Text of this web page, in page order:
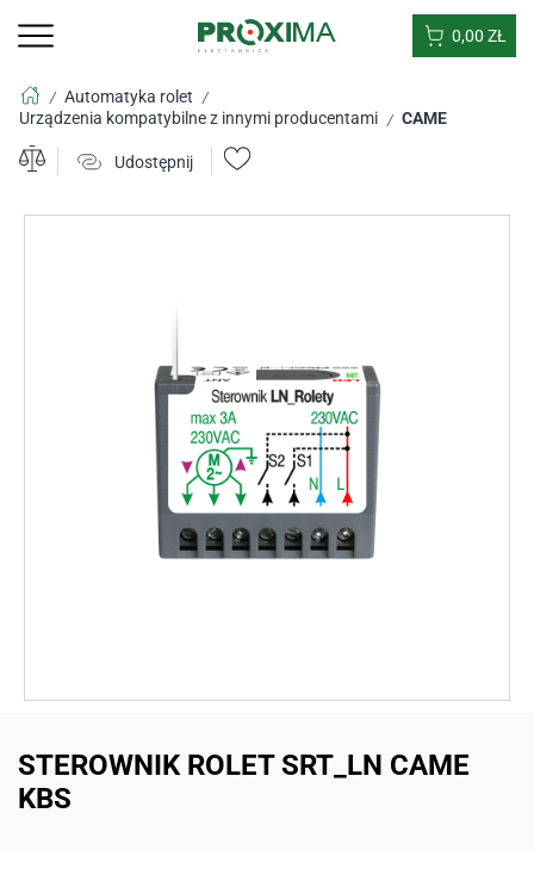
0,00 ZŁ
/ Automatyka rolet /
Urządzenia kompatybilne z innymi producentami / CAME
Udostępnij
STEROWNIK ROLET SRT_LN CAME
KBS